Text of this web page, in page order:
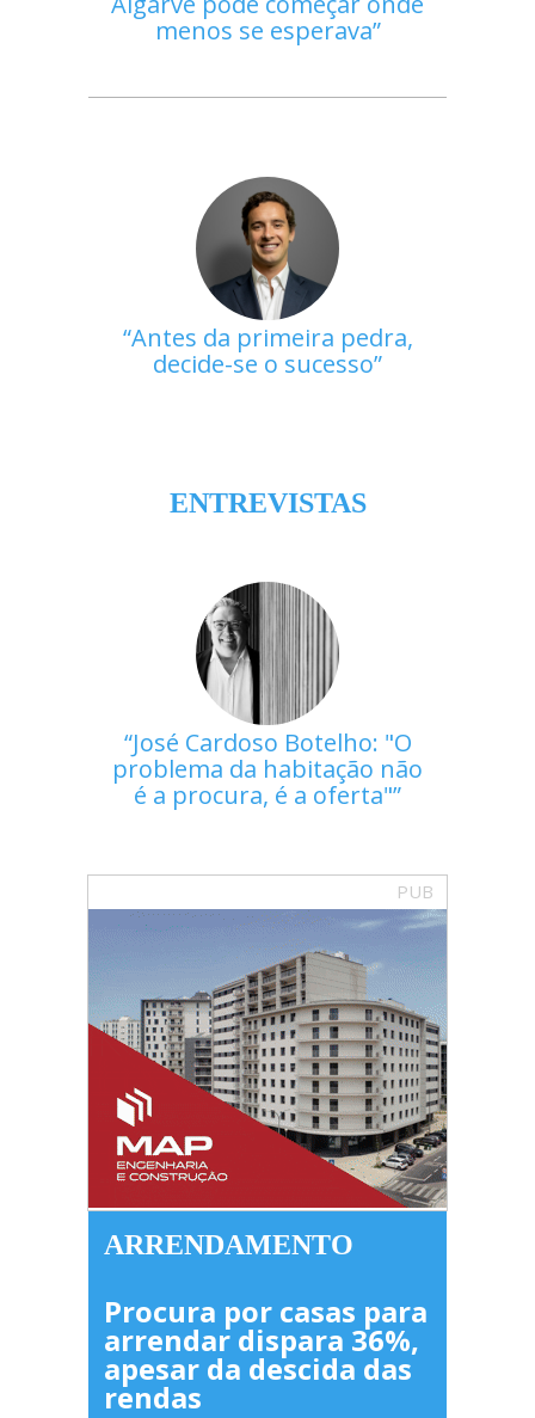
menos se esperava
Antes da primeira pedra,
decide-se o sucesso
ENTREVISTAS
José Cardoso Botelho: "O
problema da habitação não
é a procura, é a oferta"
PUB
ARRENDAMENTO
Procura por casas para
arrendar dispara 36%,
apesar da descida das
rendas